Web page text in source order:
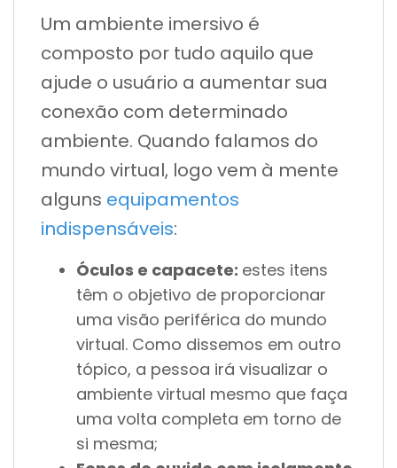
Um ambiente imersivo é
composto por tudo aquilo que
ajude o usuário a aumentar sua
conexão com determinado
ambiente. Quando falamos do
mundo virtual, logo vem à mente
alguns equipamentos
indispensáveis:
Óculos e capacete: estes itens
têm o objetivo de proporcionar
uma visão periférica do mundo
virtual. Como dissemos em outro
tópico, a pessoa irá visualizar o
ambiente virtual mesmo que faça
uma volta completa em torno de
si mesma;